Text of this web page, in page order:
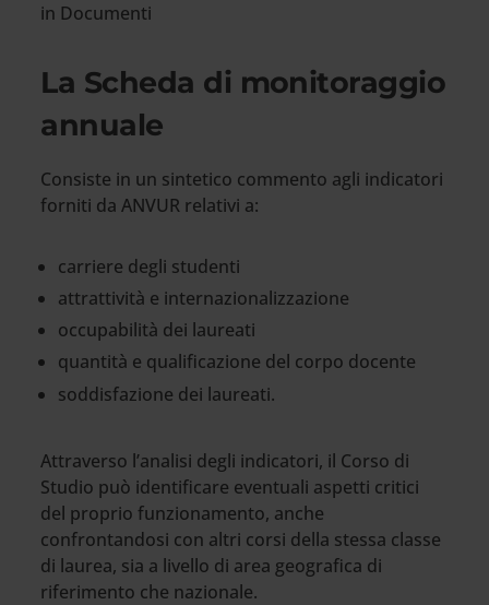
in Documenti
La Scheda di monitoraggio
annuale
Consiste in un sintetico commento agli indicatori
forniti da ANVUR relativi a:
carriere degli studenti
attrattività e internazionalizzazione
occupabilità dei laureati
quantità e qualificazione del corpo docente
soddisfazione dei laureati.
Attraverso l’analisi degli indicatori, il Corso di
Studio può identificare eventuali aspetti critici
del proprio funzionamento, anche
confrontandosi con altri corsi della stessa classe
di laurea, sia a livello di area geografica di
riferimento che nazionale.